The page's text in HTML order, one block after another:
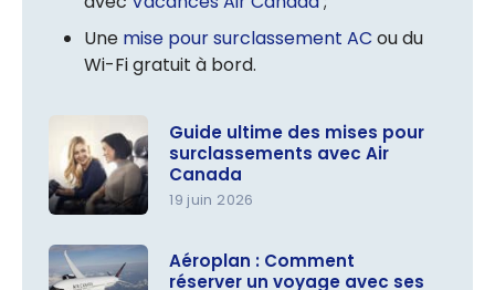
Une mise pour surclassement AC ou du
Wi-Fi gratuit à bord.
ultime des
mises pour
Guide ultime des mises pour
surclassements avec Air
Canada
19 juin 2026
Aéroplan : Comment
réserver un voyage avec ses